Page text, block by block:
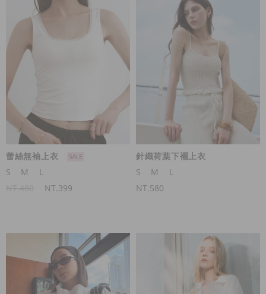
蕾絲無袖上衣
S
M
L
NT.399
針織荷葉下襬上衣
S
M
L
NT.580